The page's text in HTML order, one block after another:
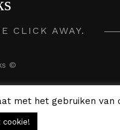
CLICK AWAY.
©
met het gebruiken